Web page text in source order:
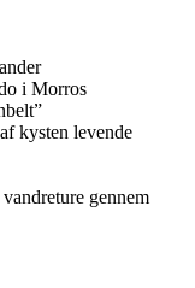
i Morros
kysten levende
gennem